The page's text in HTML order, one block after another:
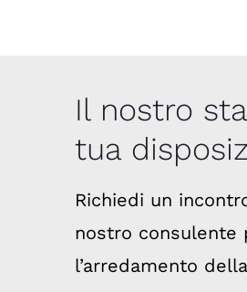
Il nostro
tua
Richiedi un
nostro consulente
l’arredamento